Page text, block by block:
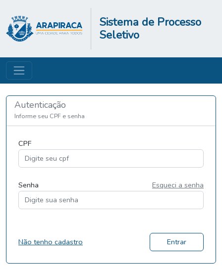
Sistema de Processo
Seletivo
Autenticação
Informe seu CPF e senha
CPF
Senha Esqueci a senha
Não tenho cadastro Entrar